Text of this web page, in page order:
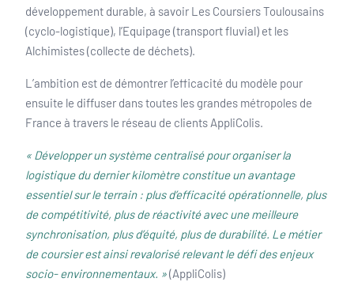
développement durable, à savoir Les Coursiers Toulousains
(cyclo-logistique), l’Equipage (transport fluvial) et les
Alchimistes (collecte de déchets).
L’ambition est de démontrer l’efficacité du modèle pour
ensuite le diffuser dans toutes les grandes métropoles de
France à travers le réseau de clients AppliColis.
« Développer un système centralisé pour organiser la
logistique du dernier kilomètre constitue un avantage
essentiel sur le terrain : plus d’efficacité opérationnelle, plus
de compétitivité, plus de réactivité avec une meilleure
synchronisation, plus d’équité, plus de durabilité. Le métier
de coursier est ainsi revalorisé relevant le défi des enjeux
socio- environnementaux. »(AppliColis)